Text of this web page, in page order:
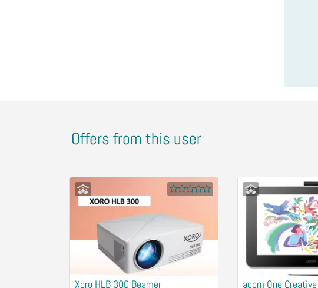
Offers from this user
Xoro HLB 300 Beamer acom One